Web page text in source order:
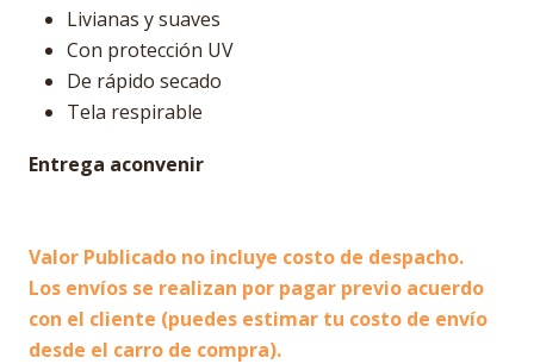
Livianas y suaves
Con protección UV
De rápido secado
Tela respirable
Entrega aconvenir
Valor Publicado no incluye costo de despacho.
Los envíos se realizan por pagar previo acuerdo
con el cliente (puedes estimar tu costo de envío
desde el carro de compra).